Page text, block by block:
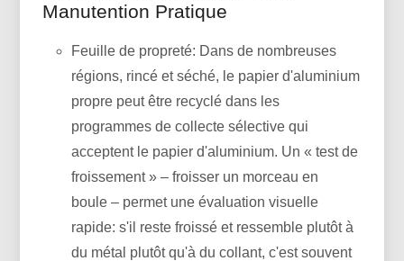
Manutention Pratique
Feuille de propreté: Dans de nombreuses
régions, rincé et séché, le papier d'aluminium
propre peut être recyclé dans les
programmes de collecte sélective qui
acceptent le papier d'aluminium. Un « test de
froissement » – froisser un morceau en
boule – permet une évaluation visuelle
rapide: s'il reste froissé et ressemble plutôt à
du métal plutôt qu'à du collant, c'est souvent